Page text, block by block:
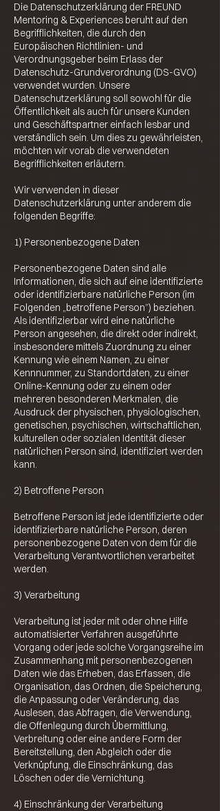
Die Datenschutzerklärung der FREUND
Mentoring & Experiences beruht auf den
Begrifflichkeiten, die durch den
Europäischen Richtlinien- und
Verordnungsgeber beim Erlass der
Datenschutz-Grundverordnung (DS-GVO)
verwendet wurden. Unsere
Datenschutzerklärung soll sowohl für die
Öffentlichkeit als auch für unsere Kunden
und Geschäftspartner einfach lesbar und
verständlich sein. Um dies zu gewährleisten,
möchten wir vorab die verwendeten
Begrifflichkeiten erläutern.
Wir verwenden in dieser
Datenschutzerklärung unter anderem die
folgenden Begriffe:
1) Personenbezogene Daten
Personenbezogene Daten sind alle
Informationen, die sich auf eine identifizierte
oder identifizierbare natürliche Person (im
Folgenden „betroffene Person”) beziehen.
Als identifizierbar wird eine natürliche
Person angesehen, die direkt oder indirekt,
insbesondere mittels Zuordnung zu einer
Kennung wie einem Namen, zu einer
Kennnummer, zu Standortdaten, zu einer
Online-Kennung oder zu einem oder
mehreren besonderen Merkmalen, die
Ausdruck der physischen, physiologischen,
genetischen, psychischen, wirtschaftlichen,
kulturellen oder sozialen Identität dieser
natürlichen Person sind, identifiziert werden
kann.
2) Betroffene Person
Betroffene Person ist jede identifizierte oder
identifizierbare natürliche Person, deren
personenbezogene Daten von dem für die
Verarbeitung Verantwortlichen verarbeitet
werden.
3) Verarbeitung
Verarbeitung ist jeder mit oder ohne Hilfe
automatisierter Verfahren ausgeführte
Vorgang oder jede solche Vorgangsreihe im
Zusammenhang mit personenbezogenen
Daten wie das Erheben, das Erfassen, die
Organisation, das Ordnen, die Speicherung,
die Anpassung oder Veränderung, das
Auslesen, das Abfragen, die Verwendung,
die Offenlegung durch Übermittlung,
Verbreitung oder eine andere Form der
Bereitstellung, den Abgleich oder die
Verknüpfung, die Einschränkung, das
Löschen oder die Vernichtung.
4) Einschränkung der Verarbeitung